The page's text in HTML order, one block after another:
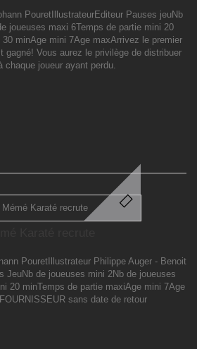
PouretIllustrateurEditeur Pauses jeuNb
joueuses maxi 6Temps de partie mini 20
minAge mini 7Age maxArrivez le premier
gagné! Vous aurez le privilège de distribuer
chaque joueur ayant perdu.
PouretIllustrateur Philippe Auger - Benoit
JeuNb de joueuses mini 2Nb de joueuses
20 minTemps de partie maxiAge mini 7Age
sans date de retour